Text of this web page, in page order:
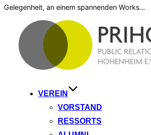
Gelegenheit, an einem spannenden Works…
Inhalt
springen
VEREIN
VORSTAND
RESSORTS